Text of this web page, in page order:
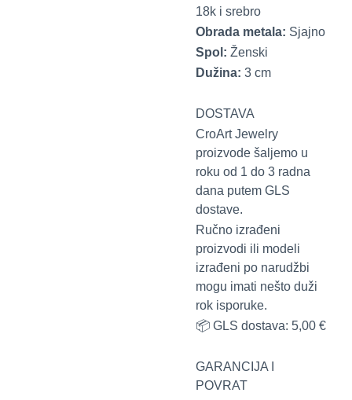
18k i srebro
Obrada metala: Sjajno
Spol: Ženski
Dužina: 3 cm
DOSTAVA
CroArt Jewelry
proizvode šaljemo u
roku od 1 do 3 radna
dana putem GLS
dostave.
Ručno izrađeni
proizvodi ili modeli
izrađeni po narudžbi
mogu imati nešto duži
rok isporuke.
📦 GLS dostava: 5,00 €
GARANCIJA I
POVRAT